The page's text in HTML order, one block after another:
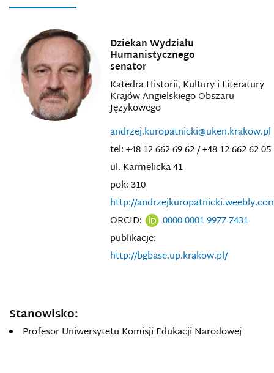
Dziekan Wydziału
Humanistycznego
senator
Katedra Historii, Kultury i Literatury
Krajów Angielskiego Obszaru
Językowego
andrzej.kuropatnicki@uken.krakow.pl
tel: +48 12 662 69 62 / +48 12 662 62 05
ul. Karmelicka 41
pok: 310
http://
ORCID:
0000-0001-9977-7431
publikacje:
http://bgbase.up.krakow.pl/
Stanowisko:
Profesor Uniwersytetu Komisji Edukacji Narodowej